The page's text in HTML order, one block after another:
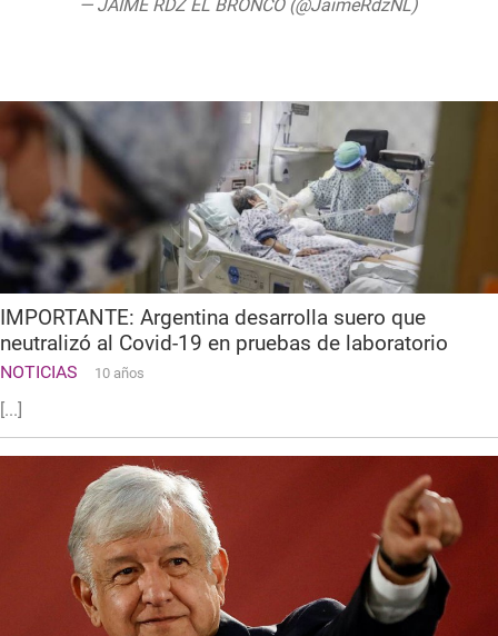
— JAIME RDZ EL BRONCO (@JaimeRdzNL)
IMPORTANTE: Argentina desarrolla suero que
neutralizó al Covid-19 en pruebas de laboratorio
NOTICIAS 10 años
[...]